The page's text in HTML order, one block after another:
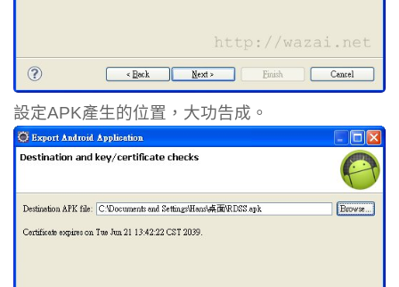
設定APK產生的位置，大功告成。